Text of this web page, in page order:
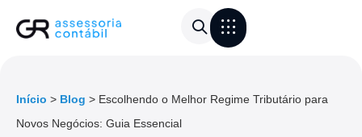
Início > Blog > Escolhendo o Melhor Regime Tributário para
Novos Negócios: Guia Essencial